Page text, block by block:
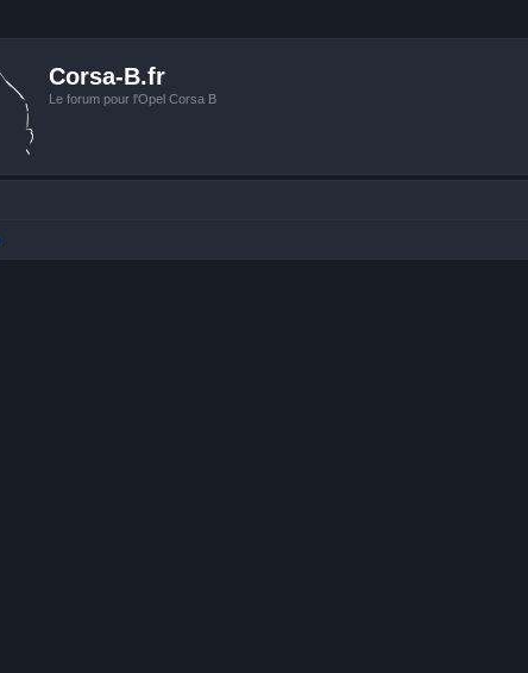
Corsa-B.fr
Le forum pour l'Opel Corsa B